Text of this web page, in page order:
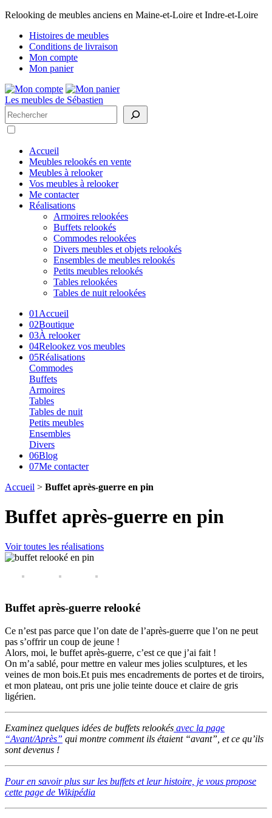
Relooking de meubles anciens en Maine-et-Loire et Indre-et-Loire
Histoires de meubles
Conditions de livraison
Mon compte
Mon panier
Les meubles de Sébastien
Rechercher
Accueil
Meubles relookés en vente
Meubles à relooker
Vos meubles à relooker
Me contacter
Réalisations
Armoires relookées
Buffets relookés
Commodes relookées
Divers meubles et objets relookés
Ensembles de meubles relookés
Petits meubles relookés
Tables relookées
Tables de nuit relookées
01 Accueil
02Boutique
03À relooker
04Relookez vos meubles
05Réalisations
Commodes
Buffets
Armoires
Tables
Tables de nuit
Petits meubles
Ensembles
Divers
06Blog
07Me contacter
Accueil > Buffet après-guerre en pin
Buffet après-guerre en pin
Voir toutes les réalisations
Buffet après-guerre relooké
Ce n’est pas parce que l’on date de l’après-guerre que l’on ne peut
pas s’offrir un coup de jeune !
Alors, moi, le buffet après-guerre, c’est ce que j’ai fait !
On m’a sablé, pour mettre en valeur mes jolies sculptures, et les
veines de mon bois.Et puis mes encadrements de portes et de tiroirs,
et mon plateau, ont pris une jolie teinte douce et claire de gris
ligérien.
Examinez quelques idées de buffets relookés avec la page
“Avant/Après” qui montre comment ils étaient “avant”, et ce qu’ils
sont devenus !
Pour en savoir plus sur les buffets et leur histoire, je vous propose
cette page de Wikipédia